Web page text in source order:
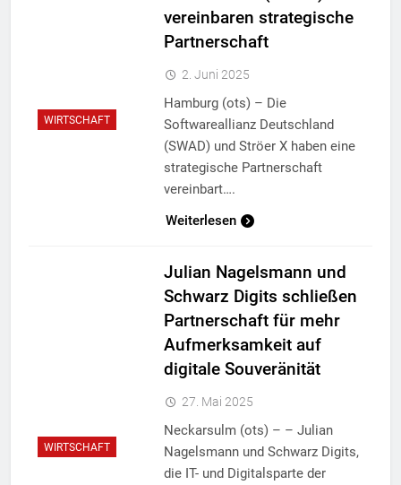
WIRTSCHAFT
vereinbaren strategische
Partnerschaft
2. Juni 2025
Hamburg (ots) – Die
Softwareallianz Deutschland
(SWAD) und Ströer X haben eine
strategische Partnerschaft
vereinbart….
Weiterlesen
WIRTSCHAFT
Julian Nagelsmann und
Schwarz Digits schließen
Partnerschaft für mehr
Aufmerksamkeit auf
digitale Souveränität
27. Mai 2025
Neckarsulm (ots) – – Julian
Nagelsmann und Schwarz Digits,
die IT- und Digitalsparte der